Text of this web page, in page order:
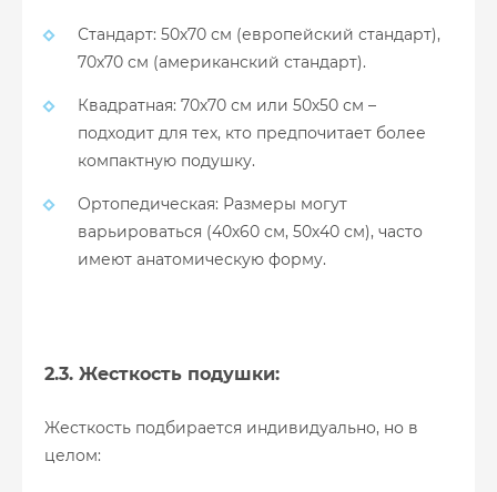
Стандарт: 50х70 см (европейский стандарт),
70х70 см (американский стандарт).
Квадратная: 70х70 см или 50х50 см –
подходит для тех, кто предпочитает более
компактную подушку.
Ортопедическая: Размеры могут
варьироваться (40х60 см, 50х40 см), часто
имеют анатомическую форму.
2.3. Жесткость подушки:
Жесткость подбирается индивидуально, но в
целом: